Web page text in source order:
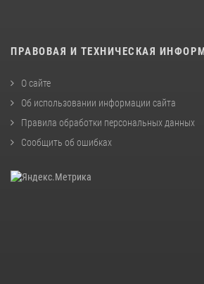
ПРАВОВАЯ И ТЕХНИЧЕСКАЯ
О сайте
Об использовании информации сайта
Правила обработки персональных данных
Сообщить об ошибках